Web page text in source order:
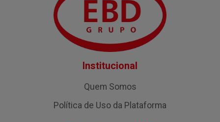
Institucional
Quem Somos
Política de Uso da Plataforma